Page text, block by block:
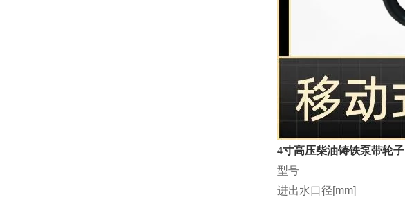
4寸高压柴油铸铁泵带轮子
型号
进出水口径[mm]